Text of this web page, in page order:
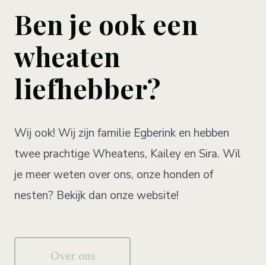
Ben je ook een
wheaten
liefhebber?
Wij ook! Wij zijn familie Egberink en hebben
twee prachtige Wheatens, Kailey en Sira. Wil
je meer weten over ons, onze honden of
nesten? Bekijk dan onze website!
Over ons